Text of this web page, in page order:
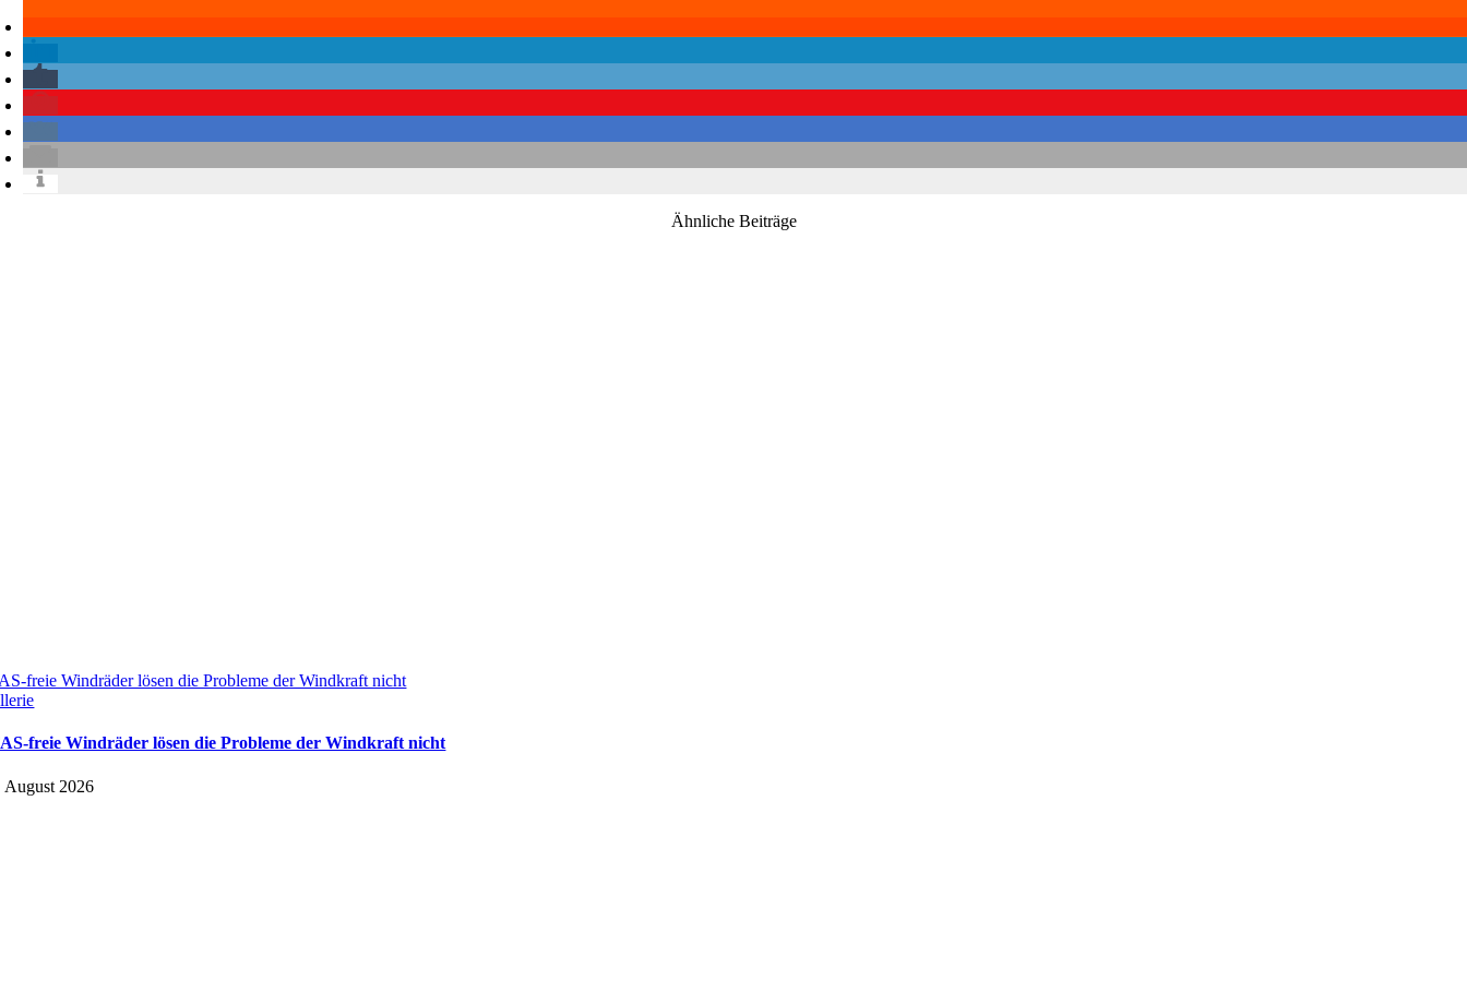
Ähnliche Beiträge
freie Windräder lösen die Probleme der Windkraft nicht
freie Windräder lösen die Probleme der Windkraft nicht
August 2026